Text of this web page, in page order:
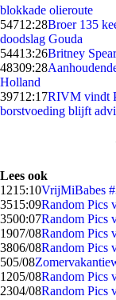
blokkade olieroute
54712:28Broer 135
doodslag Gouda
54413:26Britney
48309:28
Holland
39712:17RIVM vindt
borstvoeding blijft
Lees ook
1215:10VrijMiBabes
3515:09Random Pics
3500:07Random Pics
1907/08Random Pics
3806/08Random Pics
505/08
1205/08Random Pics
2304/08Random Pics